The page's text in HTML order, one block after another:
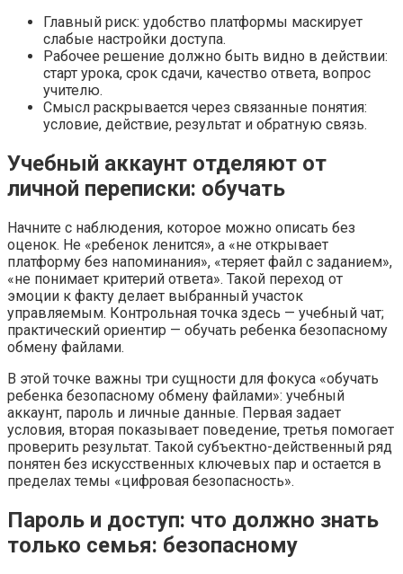
Главный риск: удобство платформы маскирует
слабые настройки доступа.
Рабочее решение должно быть видно в действии:
старт урока, срок сдачи, качество ответа, вопрос
учителю.
Смысл раскрывается через связанные понятия:
условие, действие, результат и обратную связь.
Учебный аккаунт отделяют от
личной переписки: обучать
Начните с наблюдения, которое можно описать без
оценок. Не «ребенок ленится», а «не открывает
платформу без напоминания», «теряет файл с заданием»,
«не понимает критерий ответа». Такой переход от
эмоции к факту делает выбранный участок
управляемым. Контрольная точка здесь — учебный чат;
практический ориентир — обучать ребенка безопасному
обмену файлами.
В этой точке важны три сущности для фокуса «обучать
ребенка безопасному обмену файлами»: учебный
аккаунт, пароль и личные данные. Первая задает
условия, вторая показывает поведение, третья помогает
проверить результат. Такой субъектно-действенный ряд
понятен без искусственных ключевых пар и остается в
пределах темы «цифровая безопасность».
Пароль и доступ: что должно знать
только семья: безопасному